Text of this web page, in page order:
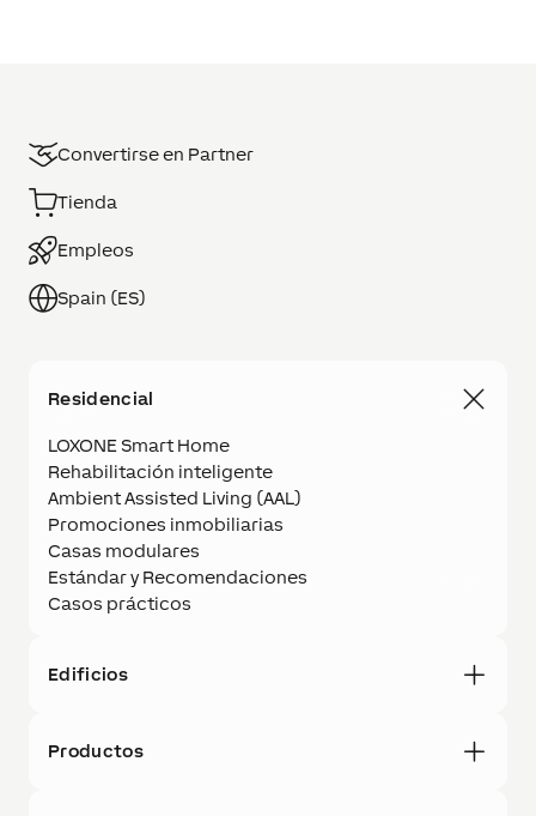
Convertirse en Partner
Tienda
Empleos
Spain (ES)
Residencial
LOXONE Smart Home
Rehabilitación inteligente
Ambient Assisted Living (AAL)
Promociones inmobiliarias
Casas modulares
Estándar y Recomendaciones
Casos prácticos
Edificios
Productos